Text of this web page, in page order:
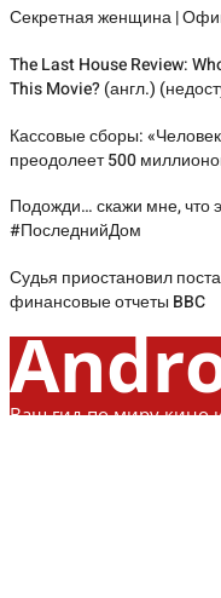
Секретная женщина |
The Last House Review:
This Movie? (англ.)
Кассовые сборы:
преодолеет 500
Подожди… скажи мне, что
#ПоследнийДом
Судья приостановил
финансовые отчеты BBC
Ваш гид по миру кино